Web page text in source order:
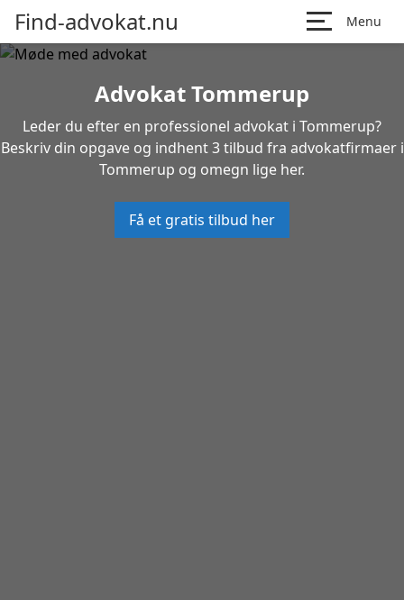
Find-advokat.nu Menu
Advokat Tommerup
Leder du efter en professionel advokat i Tommerup?
Beskriv din opgave og indhent 3 tilbud fra advokatfirmaer i
Tommerup og omegn lige her.
Få et gratis tilbud her